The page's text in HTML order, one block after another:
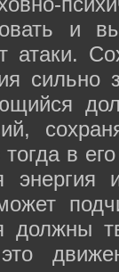
и
атаки.
сильно
в
должны